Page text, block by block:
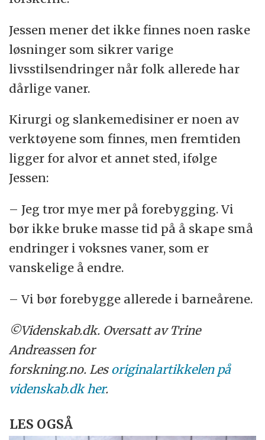
Jessen mener det ikke finnes noen raske
løsninger som sikrer varige
livsstilsendringer når folk allerede har
dårlige vaner.
Kirurgi og slankemedisiner er noen av
verktøyene som finnes, men fremtiden
ligger for alvor et annet sted, ifølge
Jessen:
– Jeg tror mye mer på forebygging. Vi
bør ikke bruke masse tid på å skape små
endringer i voksnes vaner, som er
vanskelige å endre.
– Vi bør forebygge allerede i barneårene.
©Videnskab.dk. Oversatt av Trine
Andreassen for
forskning.no. Les originalartikkelen på
videnskab.dk her.
LES OGSÅ